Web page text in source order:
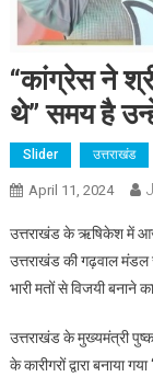
“कांग्रेस ने
थे” समय है
Slider उत्तराखंड
April 11, 2024
उत्तराखंड के ऋषिकेश में आज
उत्तराखंड की गढ़वाल मंडल
भारी मतों से विजयी बनाने
उत्तराखंड के मुख्यमंत्री
के कारीगरों द्वारा बनाया